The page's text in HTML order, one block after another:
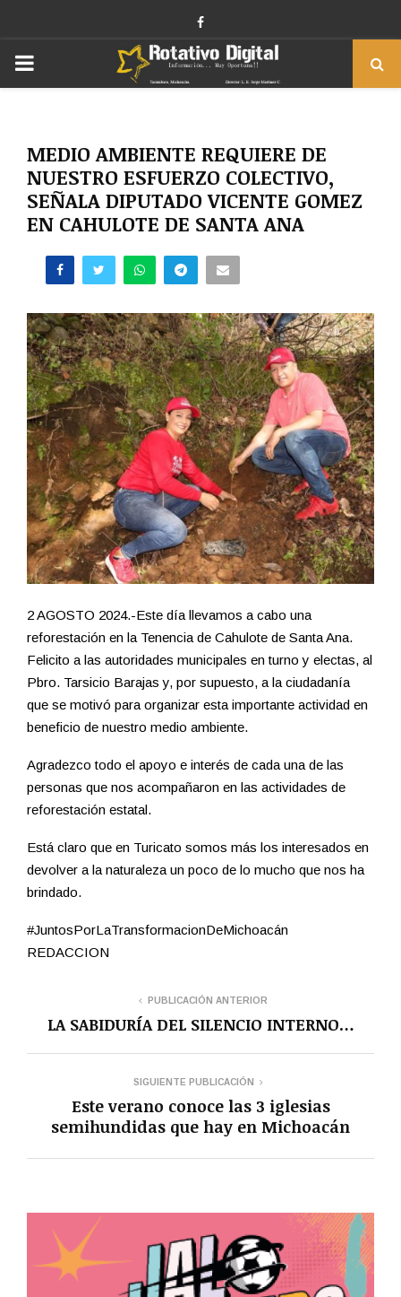
Facebook
PRIMARY
MEDIO AMBIENTE REQUIERE DE
NUESTRO ESFUERZO COLECTIVO,
SEÑALA DIPUTADO VICENTE GOMEZ
EN CAHULOTE DE SANTA ANA
2 AGOSTO 2024.-Este día llevamos a cabo una
reforestación en la Tenencia de Cahulote de Santa Ana.
Felicito a las autoridades municipales en turno y electas, al
Pbro. Tarsicio Barajas y, por supuesto, a la ciudadanía
que se motivó para organizar esta importante actividad en
beneficio de nuestro medio ambiente.
Agradezco todo el apoyo e interés de cada una de las
personas que nos acompañaron en las actividades de
reforestación estatal.
Está claro que en Turicato somos más los interesados en
devolver a la naturaleza un poco de lo mucho que nos ha
brindado.
#JuntosPorLaTransformacionDeMichoacán
REDACCION
PUBLICACIÓN ANTERIOR
LA SABIDURÍA DEL SILENCIO INTERNO…
SIGUIENTE PUBLICACIÓN
Este verano conoce las 3 iglesias
semihundidas que hay en Michoacán